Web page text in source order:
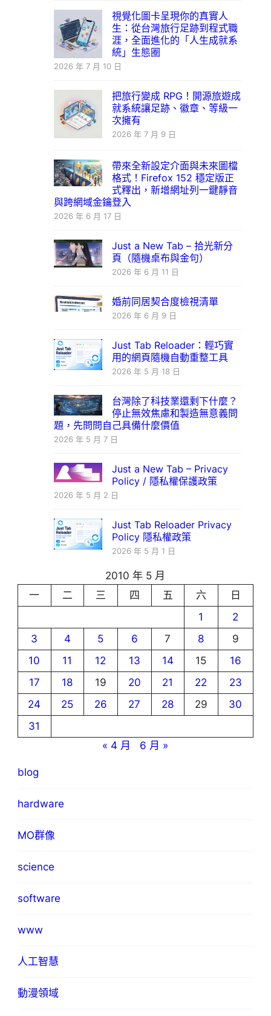
視覺化圖卡呈現你的真實人
生：從台灣旅行足跡到程式職
涯，全面進化的「人生成就系
統」生態圈
2026 年 7 月 10 日
把旅行變成 RPG！開源旅遊成
就系統讓足跡、徽章、等級一
次擁有
2026 年 7 月 9 日
帶來全新設定介面與未來圖檔
格式！Firefox 152 穩定版正
式釋出，新增網址列一鍵靜音
與跨網域金鑰登入
2026 年 6 月 17 日
Just a New Tab – 拾光新分
頁（隨機桌布與金句）
2026 年 6 月 11 日
婚前同居契合度檢視清單
2026 年 6 月 9 日
Just Tab Reloader：輕巧實
用的網頁隨機自動重整工具
2026 年 5 月 18 日
台灣除了科技業還剩下什麼？
停止無效焦慮和製造無意義問
題，先問問自己具備什麼價值
2026 年 5 月 7 日
Just a New Tab – Privacy
Policy / 隱私權保護政策
2026 年 5 月 2 日
Just Tab Reloader Privacy
Policy 隱私權政策
2026 年 5 月 1 日
2010 年 5 月
一
二 三 四 五 六
日
1
2
3
4 5 6 7 8
9
10
11 12 13 14 15
16
17
18 19 20 21 22
23
24
25 26 27 28 29
30
31
« 4 月
6 月 »
blog
hardware
MO群像
science
software
www
人工智慧
動漫領域